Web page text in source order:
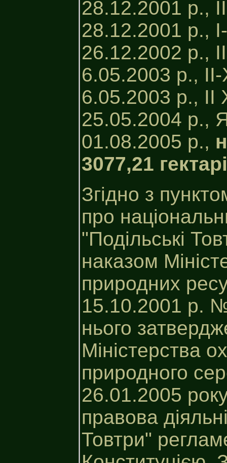
28.12.2001 р.,
28.12.2001 р.,
26.12.2002 р.,
6.05.2003 р., II-
6.05.2003 р., II
25.05.2004 р.,
01.08.2005 р.,
3077,21
Згідно з
про
"Подільські
наказом
природних
15.10.2001 р.
нього
Міністерства
природного
26.01.2005
правова
Товтри"